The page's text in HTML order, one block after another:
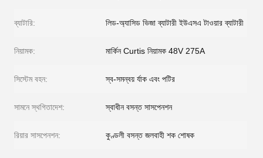
ব্যাটারি: লিড-অ্যাসিড ভিজা ব্যাটারী ইউএসএ টাওয়ার ব্যাটারী
নিয়ামক: মার্কিন Curtis নিয়ামক 48V 275A
সিস্টেম বহন: স্ব-সমন্বয় র্যাক এবং পটির
সামনে স্থগিতাদেশ: স্বাধীন বসন্ত সাসপেনশন
রিয়ার সাসপেনশন: কুণ্ডলী বসন্ত জলবাহী শক শোষক